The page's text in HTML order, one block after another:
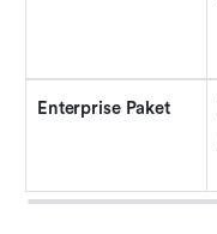
Enterprise Paket